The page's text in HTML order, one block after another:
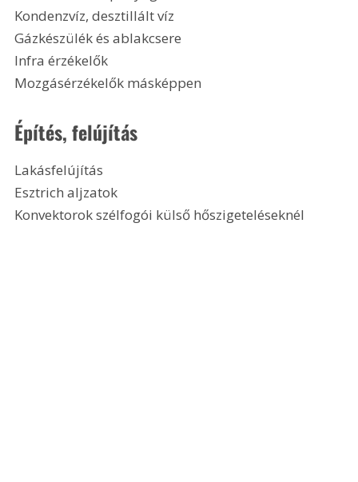
Kondenzvíz, desztillált víz
Gázkészülék és ablakcsere
Infra érzékelők
Mozgásérzékelők másképpen
Építés, felújítás
Lakásfelújítás
Esztrich aljzatok
Konvektorok szélfogói külső hőszigeteléseknél